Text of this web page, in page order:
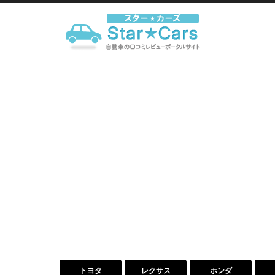
トヨタ レクサス ホンダ